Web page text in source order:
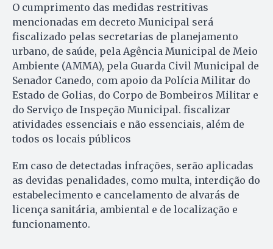
O cumprimento das medidas restritivas
mencionadas em decreto Municipal será
fiscalizado pelas secretarias de planejamento
urbano, de saúde, pela Agência Municipal de Meio
Ambiente (AMMA), pela Guarda Civil Municipal de
Senador Canedo, com apoio da Polícia Militar do
Estado de Golias, do Corpo de Bombeiros Militar e
do Serviço de Inspeção Municipal. fiscalizar
atividades essenciais e não essenciais, além de
todos os locais públicos
Em caso de detectadas infrações, serão aplicadas
as devidas penalidades, como multa, interdição do
estabelecimento e cancelamento de alvarás de
licença sanitária, ambiental e de localização e
funcionamento.